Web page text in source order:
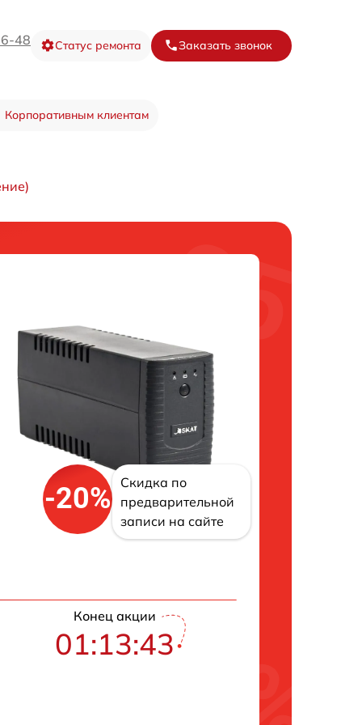
48 Статус ремонта Заказать звонок
Корпоративным клиентам
-20%
Скидка по
предварительной
записи на сайте
Конец акции
01:13:42